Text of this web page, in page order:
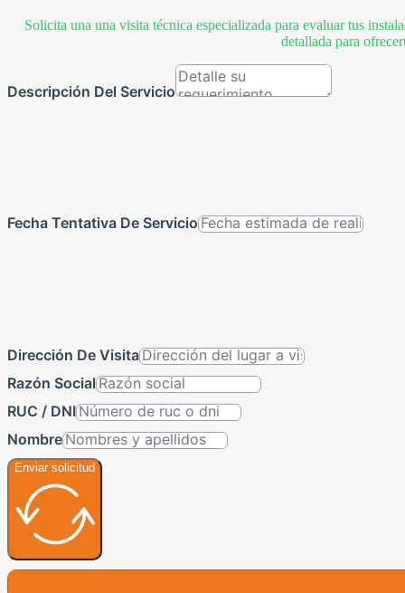
Solicita una una visita técnica especializada para evaluar tus
detallada para
Descripción Del Servicio
Fecha Tentativa De Servicio
Dirección De Visita
Razón Social
RUC / DNI
Nombre
Enviar solicitud